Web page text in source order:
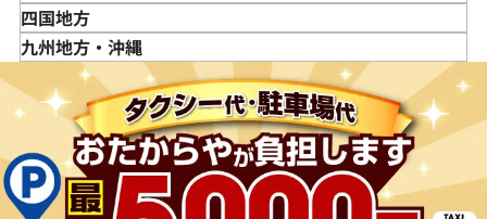
山形県
福島県
千葉県
茨城県
栃木県
群馬県
石川県
山梨県
長野県
岐阜県
静岡県
愛知県
滋賀県
京都府
兵庫県
奈良県
和歌山県
鳥取県
島根県
広島県
山口県
四国地方
徳島県
愛媛県
九州地方・沖縄
佐賀県
長崎県
熊本県
大分県